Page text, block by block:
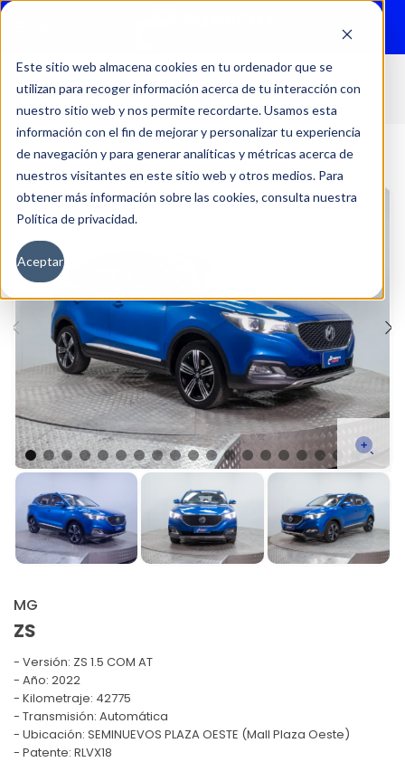
Este sitio web almacena cookies en tu ordenador que se
utilizan para recoger información acerca de tu interacción con
nuestro sitio web y nos permite recordarte. Usamos esta
información con el fin de mejorar y personalizar tu experiencia
de navegación y para generar analíticas y métricas acerca de
nuestros visitantes en este sitio web y otros medios. Para
obtener más información sobre las cookies, consulta nuestra
Política de privacidad.
Aceptar
Inicio Autos
MG
ZS
Versión: ZS 1.5 COM AT
Año: 2022
Kilometraje: 42775
Transmisión: Automática
Ubicación: SEMINUEVOS PLAZA OESTE (Mall Plaza Oeste)
Patente: RLVX18